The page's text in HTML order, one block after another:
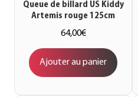
Queue de billard US Kiddy
Artemis rouge 125cm
64,00€
Ajouter au panier